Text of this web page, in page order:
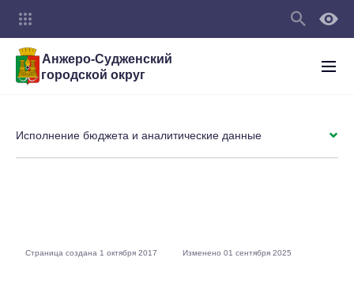
Анжеро-Судженский
городской округ
Исполнение бюджета и аналитические данные
Страница создана 1 октября 2017 Изменено 01 сентября 2025